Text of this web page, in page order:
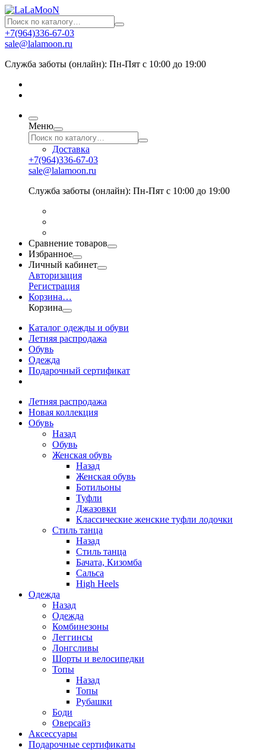
+7(964)336-67-03
sale@lalamoon.ru
Служба заботы (онлайн): Пн-Пят с 10:00 до 19:00
Меню
Доставка
+7(964)336-67-03
sale@lalamoon.ru
Служба заботы (онлайн): Пн-Пят с 10:00 до 19:00
Сравнение товаров
Избранное
Личный кабинет
Авторизация
Регистрация
Корзина…
Корзина
Каталог одежды и обуви
Летняя распродажа
Обувь
Одежда
Подарочный сертификат
Летняя распродажа
Новая коллекция
Обувь
Назад
Обувь
Женская обувь
Назад
Женская обувь
Ботильоны
Туфли
Джазовки
Классические женские туфли лодочки
Стиль танца
Назад
Стиль танца
Бачата, Кизомба
Сальса
High Heels
Одежда
Назад
Одежда
Комбинезоны
Леггинсы
Лонгсливы
Шорты и велосипедки
Топы
Назад
Топы
Рубашки
Боди
Оверсайз
Аксессуары
Подарочные сертификаты